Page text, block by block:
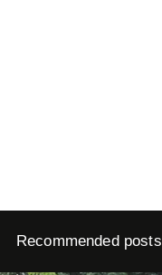
Recommended